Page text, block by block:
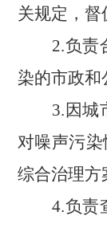
关规定，
2.负责
染的市政和
3.因城
对噪声污
综合治理方
4.负责